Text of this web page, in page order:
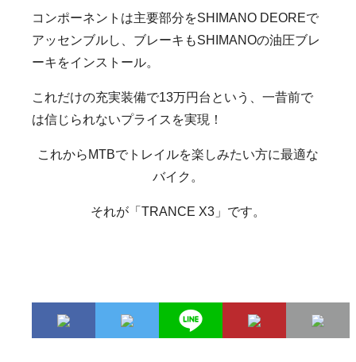
コンポーネントは主要部分をSHIMANO DEOREで
アッセンブルし、ブレーキもSHIMANOの油圧ブレ
ーキをインストール。
これだけの充実装備で13万円台という、一昔前で
は信じられないプライスを実現！
これからMTBでトレイルを楽しみたい方に最適な
バイク。
それが「TRANCE X3」です。